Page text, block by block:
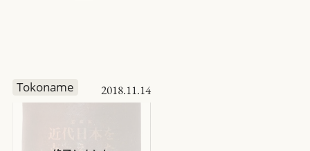
CONTACT US
Tokoname 2018.11.14